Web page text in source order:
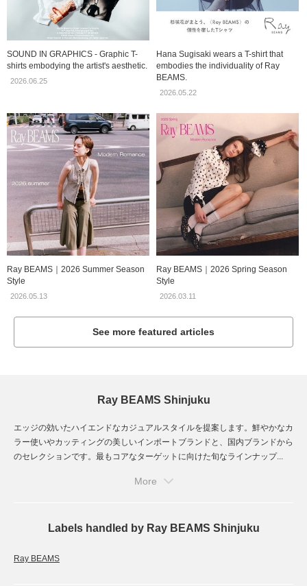
SOUND IN GRAPHICS - Graphic T-
shirts embodying the artist's aesthetic.
2026.06.25
Hana Sugisaki wears a T-shirt that
embodies the individuality of Ray
BEAMS.
2026.05.22
Ray BEAMS｜2026 Summer Season
Style
2026.05.13
Ray BEAMS｜2026 Spring Season
Style
2026.03.11
See more featured articles
Ray BEAMS Shinjuku
エッジの効いたハイエンドなカジュアルスタイルを提案します。鮮やかなカ
ラー使いやカッティングの美しいインポートブランドと、国内ブランドから
のセレクションです。最もコアなターゲットに向けた旬なラインナップ...
More
Labels handled by Ray BEAMS Shinjuku
Ray BEAMS